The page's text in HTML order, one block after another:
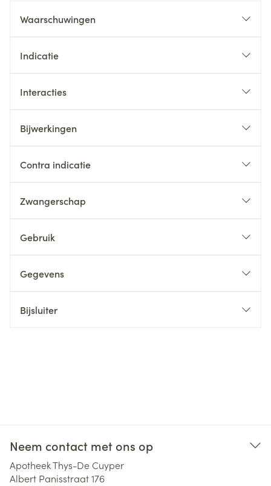
Waarschuwingen
Indicatie
Interacties
Bijwerkingen
Contra indicatie
Zwangerschap
Gebruik
Gegevens
Bijsluiter
Neem contact met ons op
Apotheek Thys-De Cuyper
Albert Panisstraat 176